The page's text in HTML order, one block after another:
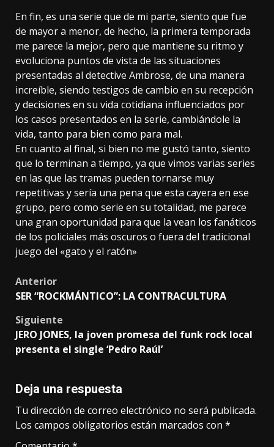
En fin, es una serie que de mi parte, siento que fue
de mayor a menor, de hecho, la primera temporada
me parece la mejor, pero que mantiene su ritmo y
evoluciona puntos de vista de las situaciones
presentadas al detective Ambrose, de una manera
increíble, siendo testigos de cambio en su recepción
y decisiones en su vida cotidiana influenciados por
los casos presentados en la serie, cambiándole la
vida, tanto para bien como para mal.
En cuanto al final, si bien no me gustó tanto, siento
que lo terminan a tiempo, ya que vimos varias series
en las que las tramas pueden tornarse muy
repetitivas y sería una pena que esta cayera en ese
grupo, pero como serie en su totalidad, me parece
una gran oportunidad para que la vean los fanáticos
de los policiales más oscuros o fuera del tradicional
juego del «gato y el ratón»
Post
Anterior
SER “ROCKMÁNTICO”: LA CONTRACULTURA
Siguiente
JERO JONES, la joven promesa del funk rock local
presenta el single ‘Pedro Raúl’
Deja una respuesta
Tu dirección de correo electrónico no será publicada.
Los campos obligatorios están marcados con *